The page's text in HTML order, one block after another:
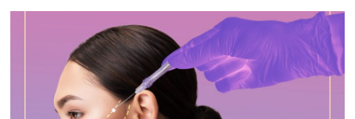
ESSENTIEL
PROCÉDURE